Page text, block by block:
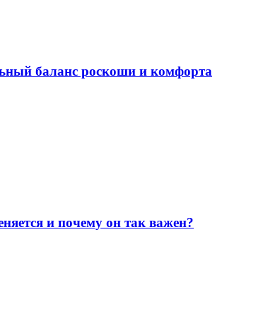
баланс роскоши и комфорта
и почему он так важен?